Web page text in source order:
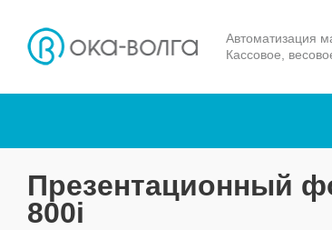
Автоматизация
Кассовое,
Презентационный
800i